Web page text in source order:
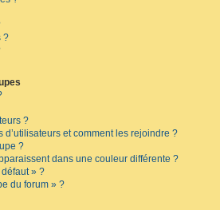
?
?
et comment les rejoindre ?
?
dans une couleur différente ?
défaut » ?
du forum » ?